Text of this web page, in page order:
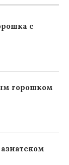
с
горошком